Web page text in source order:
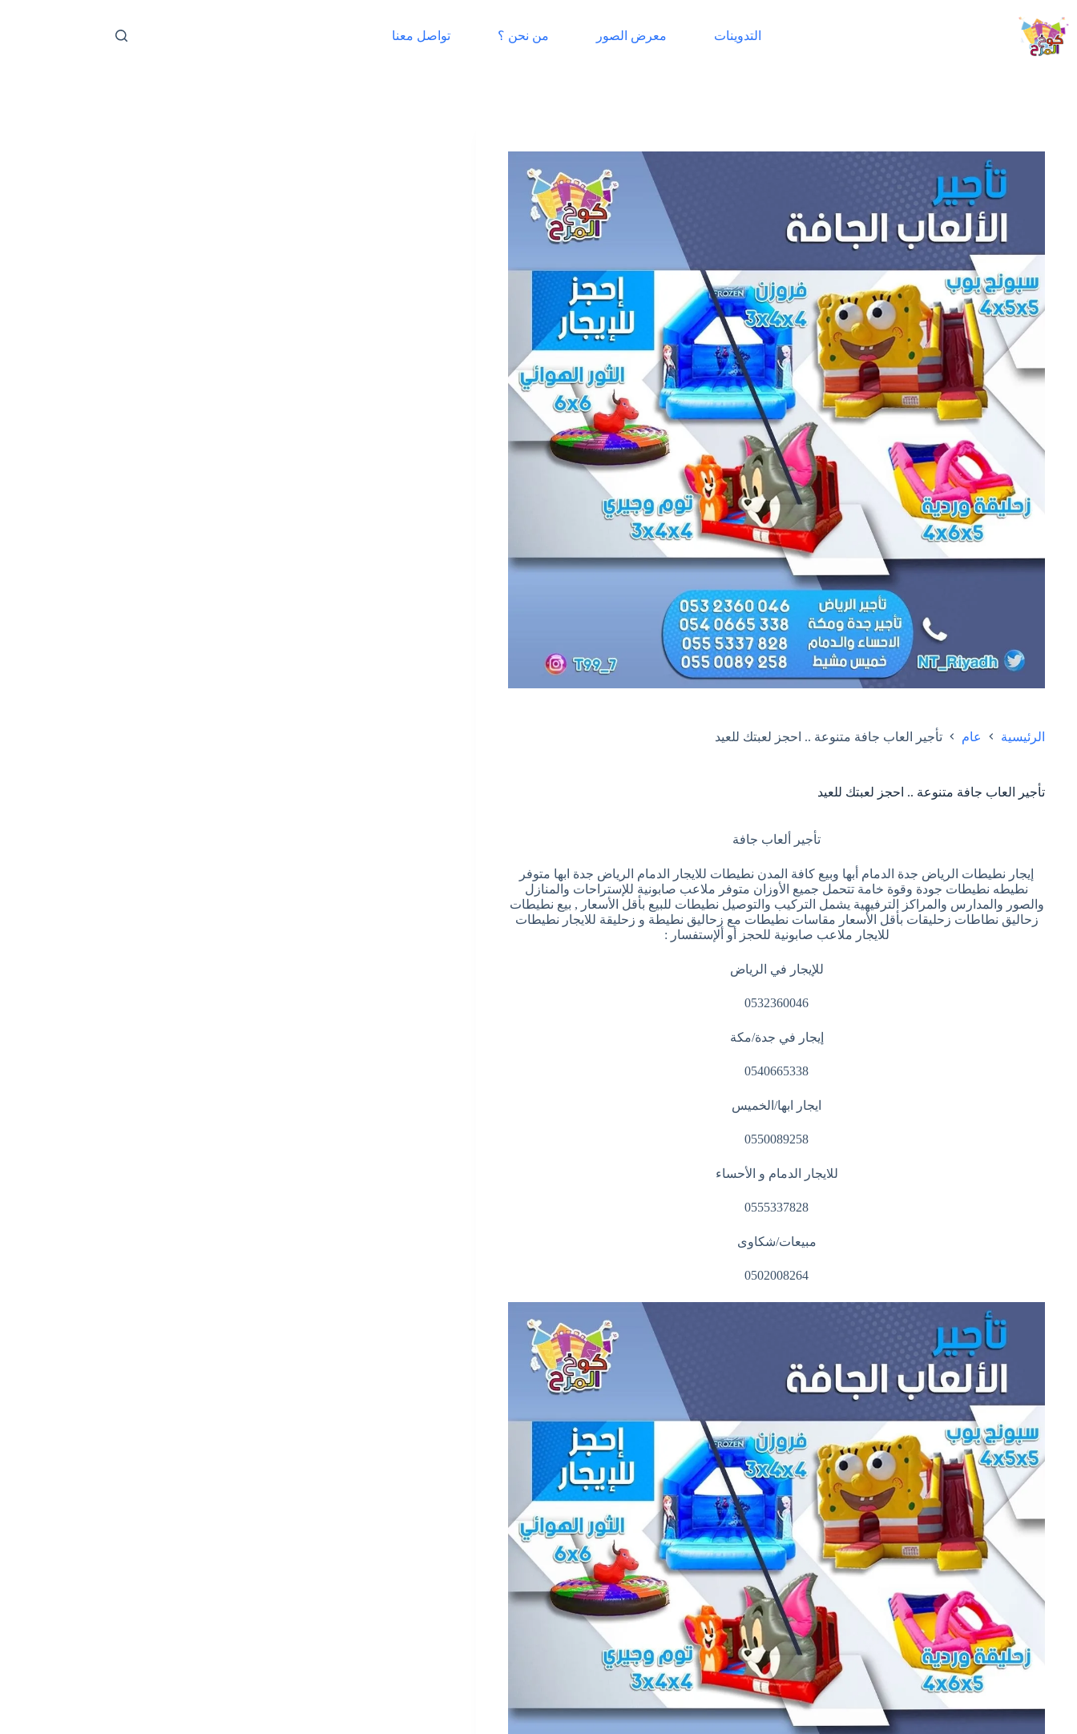
إلى
المحتوى
التدوينات معرض الصور من نحن ؟ تواصل معنا
الرئيسية عام تأجير العاب جافة متنوعة .. احجز لعبتك للعيد
تأجير العاب جافة متنوعة .. احجز لعبتك للعيد
تأجير ألعاب جافة
إيجار نطيطات الرياض جدة الدمام أبها وبيع كافة المدن نطيطات للايجار الدمام الرياض جدة ابها متوفر
نطيطه نطيطات جودة وقوة خامة تتحمل جميع الأوزان متوفر ملاعب صابونية للإستراحات والمنازل
والصور والمدارس والمراكز الترفيهية يشمل التركيب والتوصيل نطيطات للبيع بأقل الأسعار , بيع نطيطات
زحاليق نطاطات زحليقات بأقل الأسعار مقاسات نطيطات مع زحاليق نطيطة و زحليقة للايجار نطيطات
للايجار ملاعب صابونية للحجز أو ألإستفسار :
للإيجار في الرياض
0532360046
إيجار في جدة/مكة
0540665338
ايجار ابها/الخميس
0550089258
للايجار الدمام و الأحساء
0555337828
مبيعات/شكاوى
0502008264